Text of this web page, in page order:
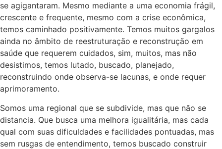
se agigantaram. Mesmo mediante a uma economia frágil,
crescente e frequente, mesmo com a crise econômica,
temos caminhado positivamente. Temos muitos gargalos
ainda no âmbito de reestruturação e reconstrução em
saúde que requerem cuidados, sim, muitos, mas não
desistimos, temos lutado, buscado, planejado,
reconstruindo onde observa-se lacunas, e onde requer
aprimoramento.
Somos uma regional que se subdivide, mas que não se
distancia. Que busca uma melhora igualitária, mas cada
qual com suas dificuldades e facilidades pontuadas, mas
sem rusgas de entendimento, temos buscado construir